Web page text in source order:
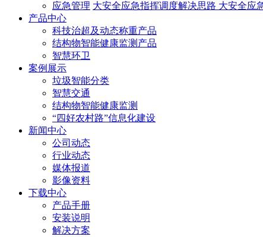
应急管理 大安全应急指挥调度解决思路 大安全应
产品中心
科技治超及动态称重产品
结构物智能健康监测产品
智慧环卫
案例展示
垃圾智能分类
智慧交通
结构物智能健康监测
“四好农村路”信息化建设
新闻中心
公司动态
行业动态
媒体报道
影像资料
下载中心
产品手册
安装说明
解决方案